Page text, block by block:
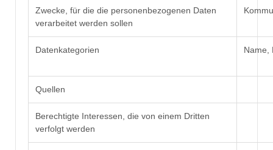
Zwecke, für die die personenbezogenen Daten
verarbeitet werden sollen
Datenkategorien Name,
Quellen
Berechtigte Interessen, die von einem Dritten
verfolgt werden